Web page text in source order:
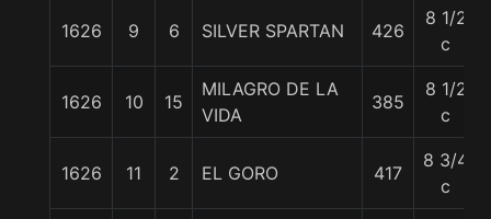
1626 9 6 SILVER SPARTAN 426
8 1/2
c
1626 10 15
MILAGRO DE LA
VIDA
385
8 1/2
c
1626 11 2 EL GORO 417
8 3/4
c